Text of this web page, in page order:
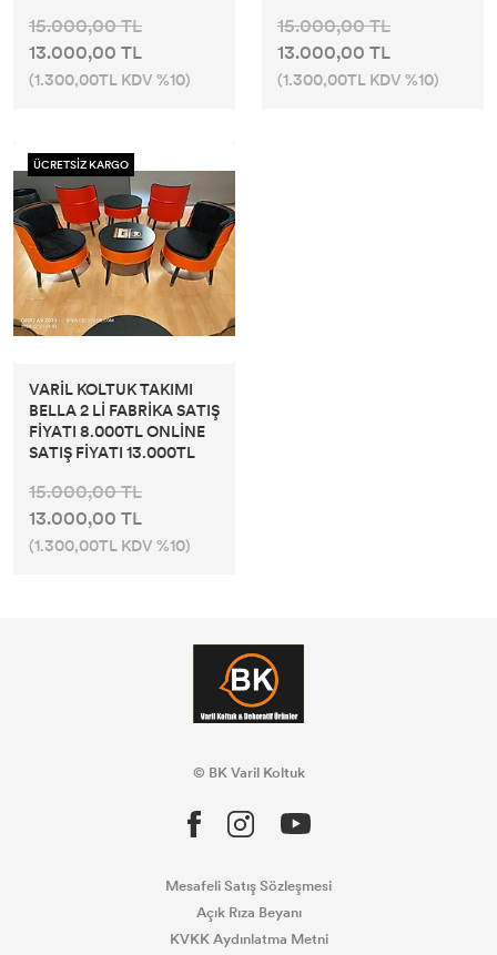
15.000,00 TL
13.000,00 TL
(1.300,00TL KDV %10)
15.000,00 TL
13.000,00 TL
(1.300,00TL KDV %10)
ÜCRETSİZ KARGO
VARİL KOLTUK TAKIMI
BELLA 2 Lİ FABRİKA SATIŞ
FİYATI 8.000TL ONLİNE
SATIŞ FİYATI 13.000TL
15.000,00 TL
13.000,00 TL
(1.300,00TL KDV %10)
© BK Varil Koltuk
Mesafeli Satış Sözleşmesi
Açık Rıza Beyanı
KVKK Aydınlatma Metni